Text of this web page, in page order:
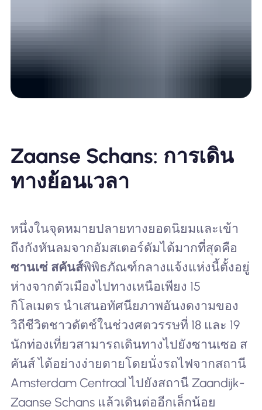
Zaanse Schans: การเดิน
ทางย้อนเวลา
หนึ่งในจุดหมายปลายทางยอดนิยมและเข้า
ถึงกังหันลมจากอัมสเตอร์ดัมได้มากที่สุดคือ
ซานเซ่ สคันส์พิพิธภัณฑ์กลางแจ้งแห่งนี้ตั้งอยู่
ห่างจากตัวเมืองไปทางเหนือเพียง 15
กิโลเมตร นำเสนอทัศนียภาพอันงดงามของ
วิถีชีวิตชาวดัตช์ในช่วงศตวรรษที่ 18 และ 19
นักท่องเที่ยวสามารถเดินทางไปยังซานเซอ ส
คันส์ ได้อย่างง่ายดายโดยนั่งรถไฟจากสถานี
Amsterdam Centraal ไปยังสถานี Zaandijk-
Zaanse Schans แล้วเดินต่ออีกเล็กน้อย